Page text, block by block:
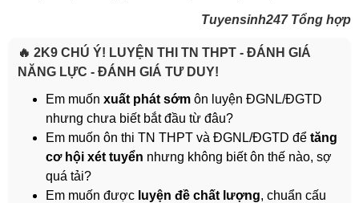
Tuyensinh247 Tổng hợp
🔥 2K9 CHÚ Ý! LUYỆN THI TN THPT - ĐÁNH GIÁ
NĂNG LỰC - ĐÁNH GIÁ TƯ DUY!
Em muốn xuất phát sớm ôn luyện ĐGNL/ĐGTD
nhưng chưa biết bắt đầu từ đâu?
Em muốn ôn thi TN THPT và ĐGNL/ĐGTD để tăng
cơ hội xét tuyển nhưng không biết ôn thế nào, sợ
quá tải?
Em muốn được luyện đề chất lượng, chuẩn cấu